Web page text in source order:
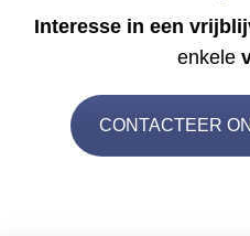
Interesse in een
enkele
CONTACTEER